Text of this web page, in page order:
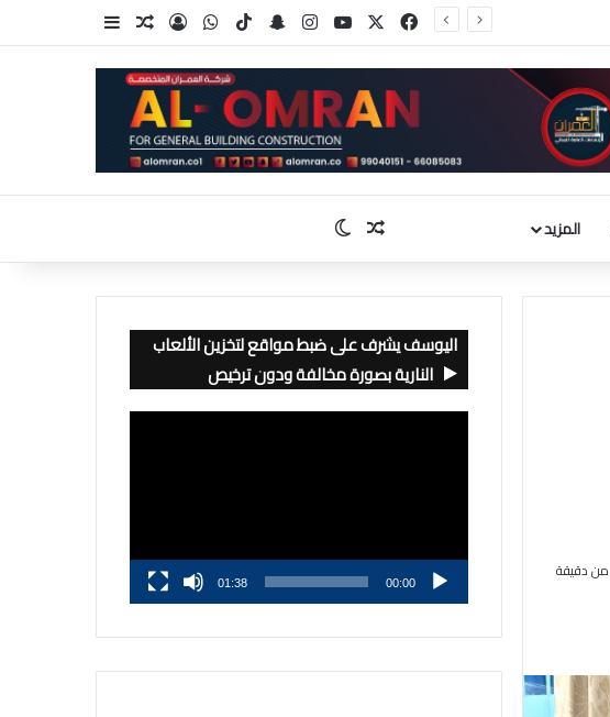
فيسبوك ‫YouTubeانستقرامسناب تشات
‫TikTokواتسابتسجيل الدخول
مقال عشوائي
إضافة عمود
المزيد مقال عشوائي
الوضع المظلم
دقيقة
اليوسف يشرف على ضبط مواقع لتخزين الألعاب
النارية بصورة مخالفة ودون ترخيص
00:00
01:38